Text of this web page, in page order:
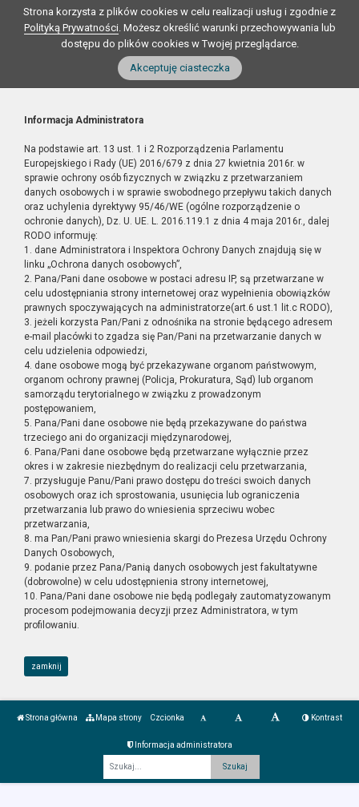
Strona korzysta z plików cookies w celu realizacji usług i zgodnie z
Polityką Prywatności. Możesz określić warunki przechowywania lub
dostępu do plików cookies w Twojej przeglądarce.
Akceptuję ciasteczka
Informacja Administratora
Na podstawie art. 13 ust. 1 i 2 Rozporządzenia Parlamentu
Europejskiego i Rady (UE) 2016/679 z dnia 27 kwietnia 2016r. w
sprawie ochrony osób fizycznych w związku z przetwarzaniem
danych osobowych i w sprawie swobodnego przepływu takich danych
oraz uchylenia dyrektywy 95/46/WE (ogólne rozporządzenie o
ochronie danych), Dz. U. UE. L. 2016.119.1 z dnia 4 maja 2016r., dalej
RODO informuję:
1. dane Administratora i Inspektora Ochrony Danych znajdują się w
linku „Ochrona danych osobowych”,
2. Pana/Pani dane osobowe w postaci adresu IP, są przetwarzane w
celu udostępniania strony internetowej oraz wypełnienia obowiązków
prawnych spoczywających na administratorze(art.6 ust.1 lit.c RODO),
3. jeżeli korzysta Pan/Pani z odnośnika na stronie będącego adresem
e-mail placówki to zgadza się Pan/Pani na przetwarzanie danych w
celu udzielenia odpowiedzi,
4. dane osobowe mogą być przekazywane organom państwowym,
organom ochrony prawnej (Policja, Prokuratura, Sąd) lub organom
samorządu terytorialnego w związku z prowadzonym
postępowaniem,
5. Pana/Pani dane osobowe nie będą przekazywane do państwa
trzeciego ani do organizacji międzynarodowej,
6. Pana/Pani dane osobowe będą przetwarzane wyłącznie przez
okres i w zakresie niezbędnym do realizacji celu przetwarzania,
7. przysługuje Panu/Pani prawo dostępu do treści swoich danych
osobowych oraz ich sprostowania, usunięcia lub ograniczenia
przetwarzania lub prawo do wniesienia sprzeciwu wobec
przetwarzania,
8. ma Pan/Pani prawo wniesienia skargi do Prezesa Urzędu Ochrony
Danych Osobowych,
9. podanie przez Pana/Panią danych osobowych jest fakultatywne
(dobrowolne) w celu udostępnienia strony internetowej,
10. Pana/Pani dane osobowe nie będą podlegały zautomatyzowanym
procesom podejmowania decyzji przez Administratora, w tym
profilowaniu.
zamknij
Strona główna Mapa strony Czcionka Kontrast
Informacja administratora